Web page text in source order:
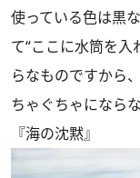
使っている色は黒
て“ここに水筒を入
らなものですから
ちゃぐちゃになら
『海の沈黙』